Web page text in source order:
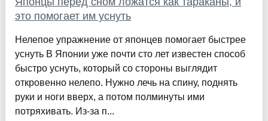
это помогает им уснуть
Нелепое упражнение от японцев помогает быстрее
уснуть В Японии уже почти сто лет известен способ
быстро уснуть, который со стороны выглядит
откровенно нелепо. Нужно лечь на спину, поднять
руки и ноги вверх, а потом полминуты ими
потряхивать. Из-за п...